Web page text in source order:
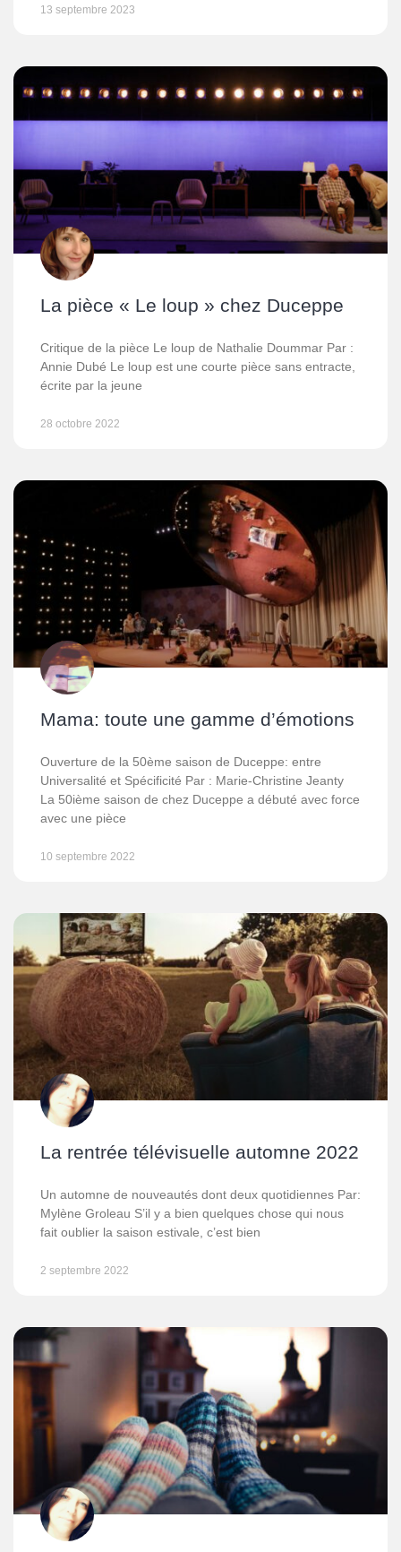
13 septembre 2023
La pièce « Le loup » chez Duceppe
Critique de la pièce Le loup de Nathalie Doummar Par :
Annie Dubé Le loup est une courte pièce sans entracte,
écrite par la jeune
28 octobre 2022
Mama: toute une gamme d’émotions
Ouverture de la 50ème saison de Duceppe: entre
Universalité et Spécificité Par : Marie-Christine Jeanty
La 50ième saison de chez Duceppe a débuté avec force
avec une pièce
10 septembre 2022
La rentrée télévisuelle automne 2022
Un automne de nouveautés dont deux quotidiennes Par:
Mylène Groleau S’il y a bien quelques chose qui nous
fait oublier la saison estivale, c’est bien
2 septembre 2022